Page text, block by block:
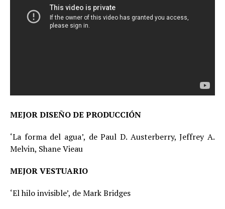
MEJOR DISEÑO DE PRODUCCIÓN
‘La forma del agua’, de Paul D. Austerberry, Jeffrey A.
Melvin, Shane Vieau
MEJOR VESTUARIO
‘El hilo invisible’, de Mark Bridges